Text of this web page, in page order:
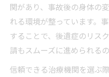
費用や保険も押さえ
交通事故治療費の
交通事故治療で損
保険を活用した
策
関があり、事故後の身体の
れる環境が整っています。
することで、後遺症のリス
請もスムーズに進められるの
信頼できる治療機関を選ぶ